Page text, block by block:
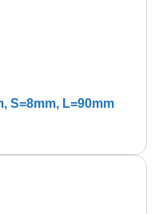
S=8mm, L=90mm